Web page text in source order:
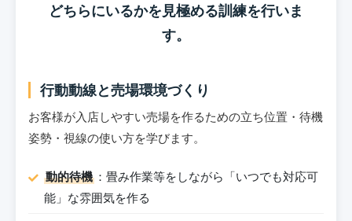
どちらにいるかを見極める訓練を行いま
す。
行動動線と売場環境づくり
お客様が入店しやすい売場を作るための立ち位置・待機
姿勢・視線の使い方を学びます。
動的待機 ：畳み作業等をしながら「いつでも対応可
能」な雰囲気を作る